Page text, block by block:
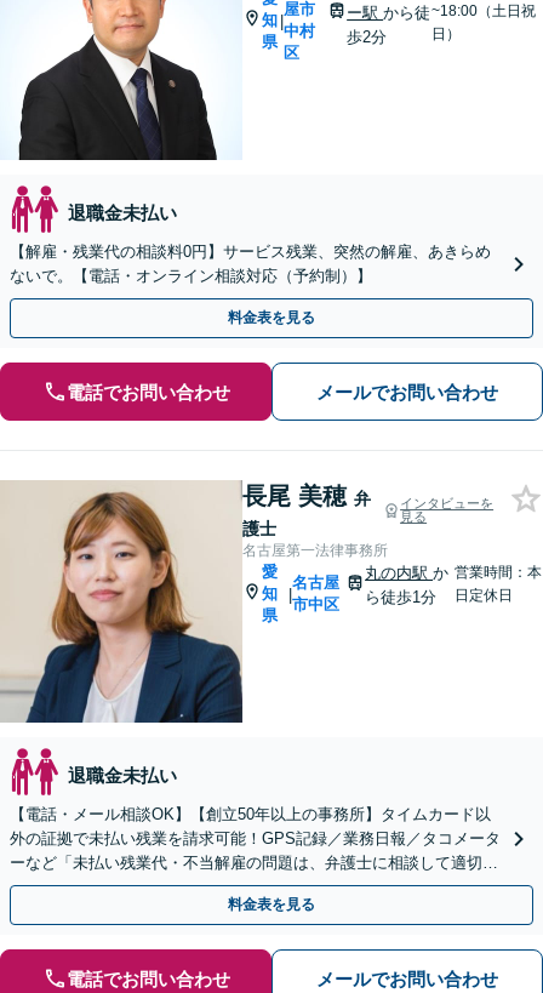
知
県
|
屋市
中村
区
ー駅から徒
歩2分
~18:00（土日祝
日）
退職金未払い
【解雇・残業代の相談料0円】サービス残業、突然の解雇、あきらめ
ないで。【電話・オンライン相談対応（予約制）】
料金表を見る
電話でお問い合わせ メールでお問い合わせ
長尾 美穂 弁
護士
インタビューを
見る
名古屋第一法律事務所
愛
知
県
|
名古屋
市中区
丸の内駅か
ら徒歩1分
営業時間：本
日定休日
退職金未払い
【電話・メール相談OK】【創立50年以上の事務所】タイムカード以
外の証拠で未払い残業を請求可能！GPS記録／業務日報／タコメータ
ーなど「未払い残業代・不当解雇の問題は、弁護士に相談して適切に
対処しましょう」【丸の内駅1分】【初回相談無料】
料金表を見る
電話でお問い合わせ メールでお問い合わせ